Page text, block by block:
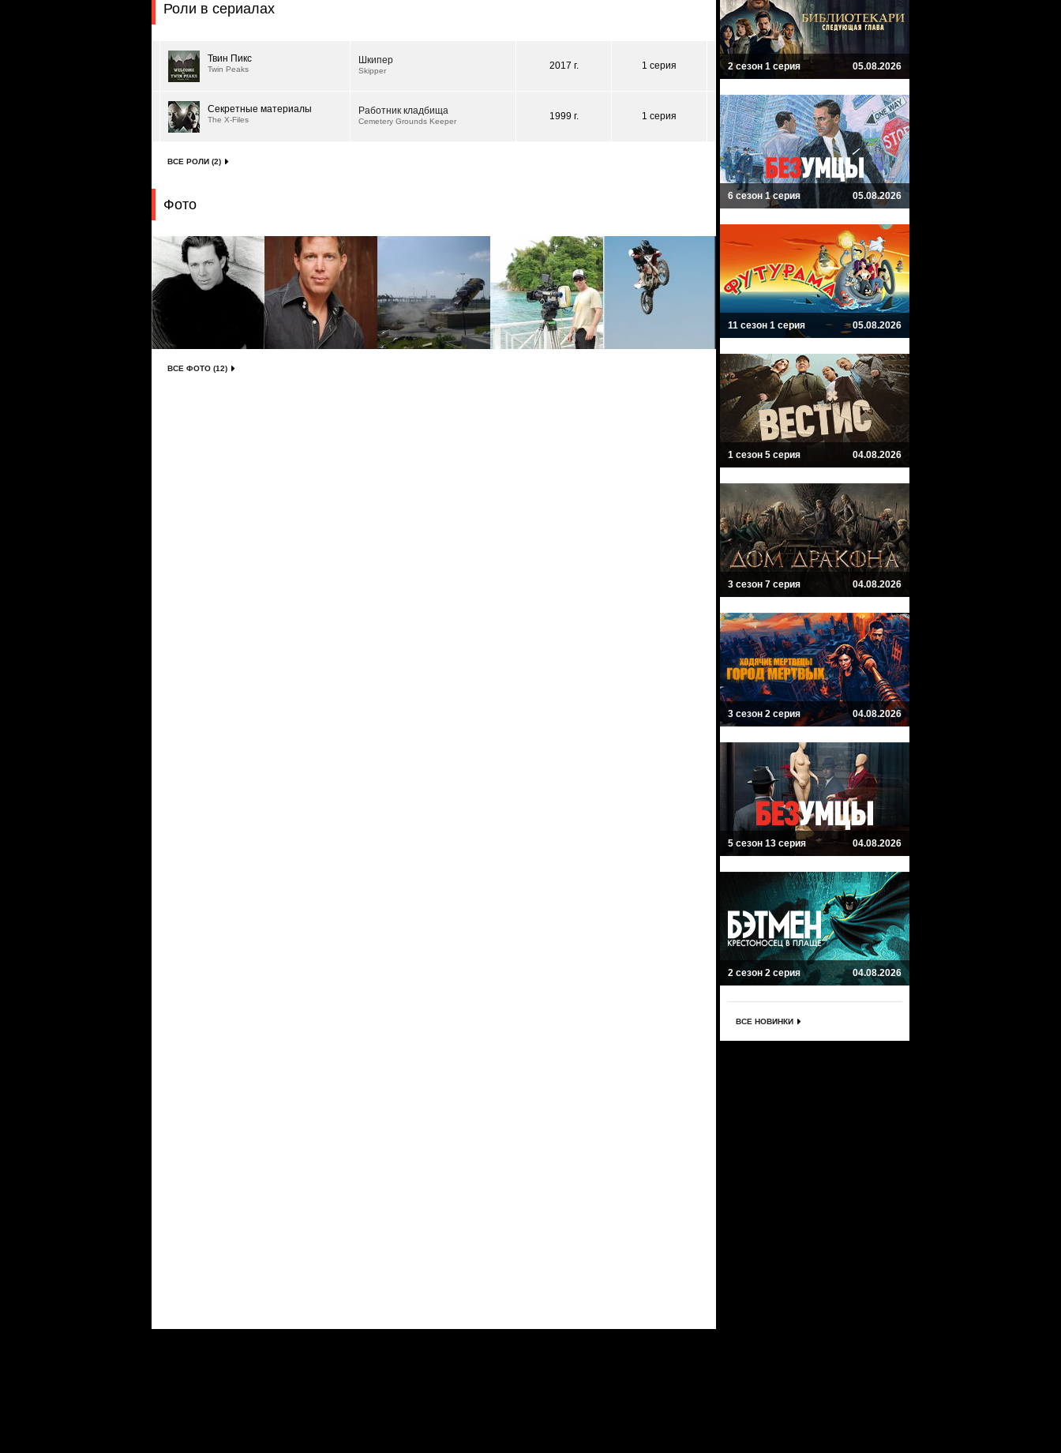
Роли в сериалах
Твин Пикс
Twin Peaks
Шкипер
Skipper 2017 г. 1 серия
Секретные материалы
The X-Files
Работник кладбища
Cemetery Grounds Keeper 1999 г. 1 серия
ВСЕ РОЛИ (2)
Фото
ВСЕ ФОТО (12)
2 сезон 1 серия 05.08.2026
6 сезон 1 серия 05.08.2026
11 сезон 1 серия 05.08.2026
1 сезон 5 серия 04.08.2026
3 сезон 7 серия 04.08.2026
3 сезон 2 серия 04.08.2026
5 сезон 13 серия 04.08.2026
2 сезон 2 серия 04.08.2026
ВСЕ НОВИНКИ